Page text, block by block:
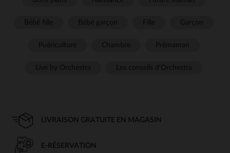
LIVRAISON GRATUITE EN MAGASIN
E-RÉSERVATION